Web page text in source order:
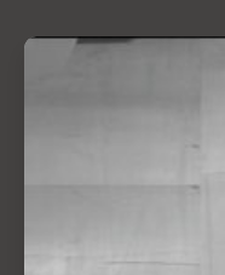
Goose, trippin’ in the
driving Cadillacs in
banheiro/ A gente
Cadillacs nos
abriu
estrelas
Billie Eilish e Olivia